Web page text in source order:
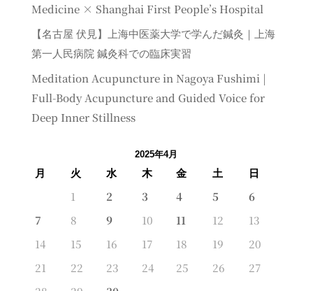
Medicine × Shanghai First People’s Hospital
【名古屋 伏見】上海中医薬大学で学んだ鍼灸｜上海
第一人民病院 鍼灸科での臨床実習
Meditation Acupuncture in Nagoya Fushimi |
Full-Body Acupuncture and Guided Voice for
Deep Inner Stillness
2025年4月
月 火 水 木 金 土
日
1
2 3 4 5
6
7
8 9 10 11 12
13
14
15 16 17 18 19
20
21
22 23 24 25 26
27